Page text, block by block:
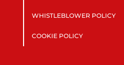
WHISTLEBLOWER POLICY
COOKIE POLICY